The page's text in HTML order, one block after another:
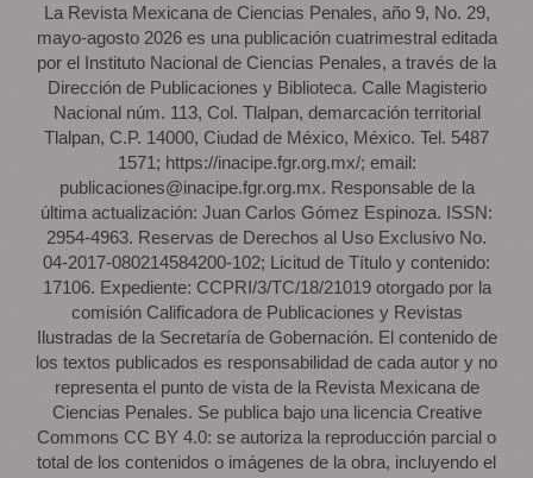
La Revista Mexicana de Ciencias Penales, año 9, No. 29,
mayo-agosto 2026 es una publicación cuatrimestral editada
por el Instituto Nacional de Ciencias Penales, a través de la
Dirección de Publicaciones y Biblioteca. Calle Magisterio
Nacional núm. 113, Col. Tlalpan, demarcación territorial
Tlalpan, C.P. 14000, Ciudad de México, México. Tel. 5487
1571; https://inacipe.fgr.org.mx/; email:
publicaciones@inacipe.fgr.org.mx. Responsable de la
última actualización: Juan Carlos Gómez Espinoza. ISSN:
2954-4963. Reservas de Derechos al Uso Exclusivo No.
04-2017-080214584200-102; Licitud de Título y contenido:
17106. Expediente: CCPRI/3/TC/18/21019 otorgado por la
comisión Calificadora de Publicaciones y Revistas
Ilustradas de la Secretaría de Gobernación. El contenido de
los textos publicados es responsabilidad de cada autor y no
representa el punto de vista de la Revista Mexicana de
Ciencias Penales. Se publica bajo una licencia Creative
Commons CC BY 4.0: se autoriza la reproducción parcial o
total de los contenidos o imágenes de la obra, incluyendo el